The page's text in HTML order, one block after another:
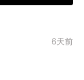
6天前